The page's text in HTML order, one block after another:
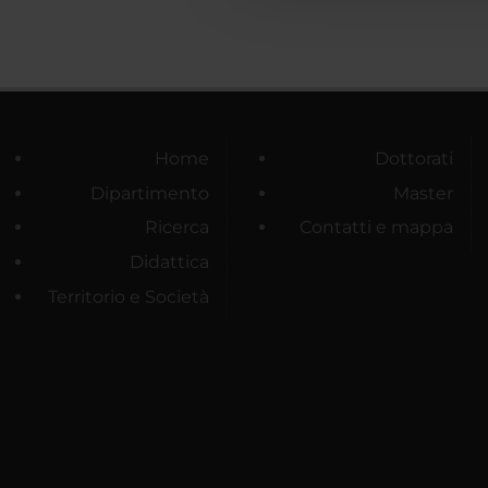
Home
Dipartimento
Ricerca
Didattica
Territorio e Società
Dottorati
Master
Contatti e mappa